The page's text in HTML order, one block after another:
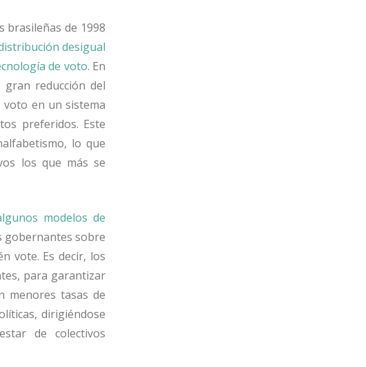
brasileñas de 1998
desigual
de voto. En
reducción del
voto en un sistema
preferidos. Este
lo que
los que más se
modelos de
gobernantes sobre
vote. Es decir, los
para garantizar
menores tasas de
dirigiéndose
de colectivos